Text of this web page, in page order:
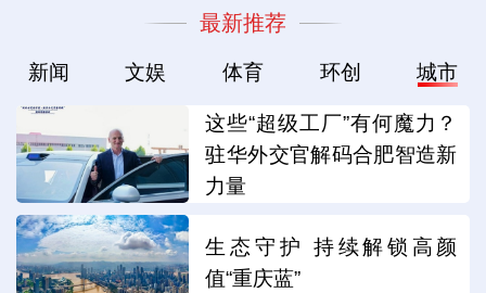
最新推荐
新闻 文娱 体育 环创 城市
这些“超级工厂”有何魔力？
驻华外交官解码合肥智造新
力量
生态守护 持续解锁高颜
值“重庆蓝”